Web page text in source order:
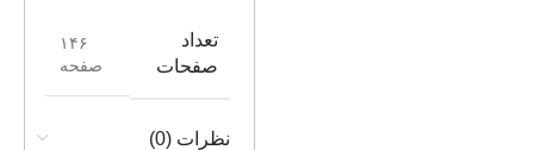
تعداد
صفحات
۱۴۶
صفحه
نظرات (0)